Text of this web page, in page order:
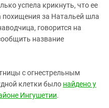
успела крикнуть, что ее
за Натальей шла
говорится на
название
с огнестрельным
клетки было найдено у
Ингушетии.